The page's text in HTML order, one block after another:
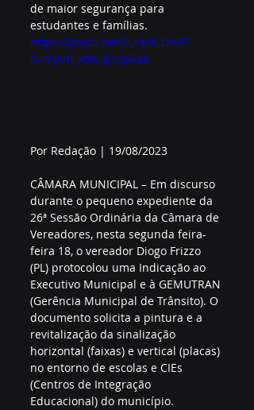
de maior segurança para
estudantes e famílias.
https://youtu.be/Sl_Hp8_Lhs8?
si=Yyxm_xmv-g1dpRak
Por Redação | 19/08/2023
CÂMARA MUNICIPAL – Em discurso
durante o pequeno expediente da
26ª Sessão Ordinária da Câmara de
Vereadores, nesta segunda feira-
feira 18, o vereador Diogo Frizzo
(PL) protocolou uma Indicação ao
Executivo Municipal e à GEMUTRAN
(Gerência Municipal de Trânsito). O
documento solicita a pintura e a
revitalização da sinalização
horizontal (faixas) e vertical (placas)
no entorno de escolas e CIEs
(Centros de Integração
Educacional) do município.